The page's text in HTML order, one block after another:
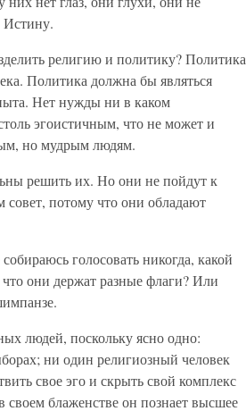
Истину.
религию и политику? Политика
Политика должна бы являться
Нет нужды ни в каком
эгоистичным, что не может и
но мудрым людям.
решить их. Но они не пойдут к
потому что они обладают
голосовать никогда, какой
они держат разные флаги? Или
людей, поскольку ясно одно:
ни один религиозный человек
свое эго и скрыть свой комплекс
блаженстве он познает высшее